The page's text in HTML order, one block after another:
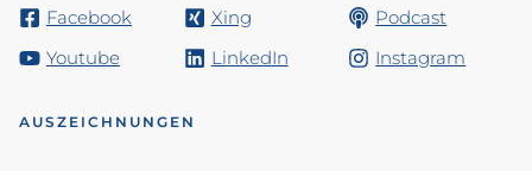
Facebook Xing
Podcast
Youtube
LinkedIn Instagram
AUSZEICHNUNGEN